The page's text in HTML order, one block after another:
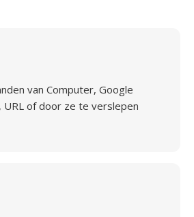
van Computer, Google
URL of door ze te verslepen